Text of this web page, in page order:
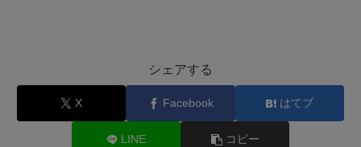
シェアする
X Facebook はてブ
LINE コピー